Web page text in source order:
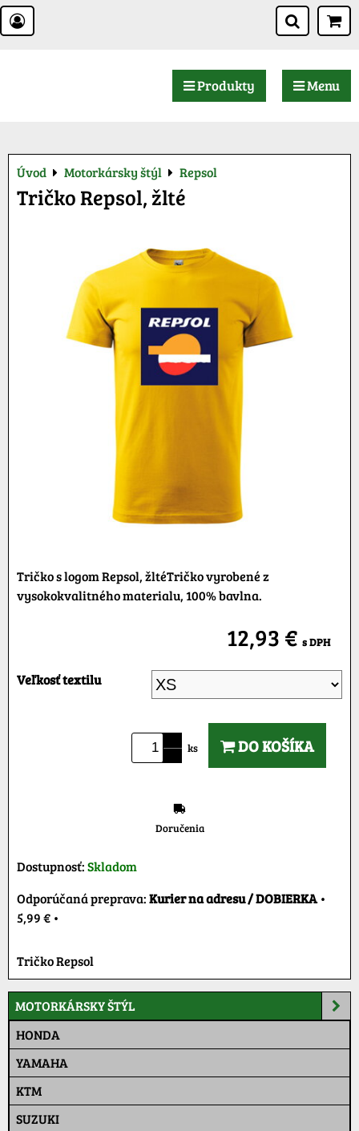
Produkty Menu
Úvod Motorkársky štýl Repsol
Tričko Repsol, žlté
Tričko s logom Repsol, žltéTričko vyrobené z
vysokokvalitného materialu, 100% bavlna.
12,93 € s DPH
Veľkosť textilu
ks DO KOŠÍKA
Doručenia
Dostupnosť:Skladom
Kurier na adresu / DOBIERKA•
5,99 € •
Tričko Repsol
MOTORKÁRSKY ŠTÝL
HONDA
YAMAHA
KTM
SUZUKI